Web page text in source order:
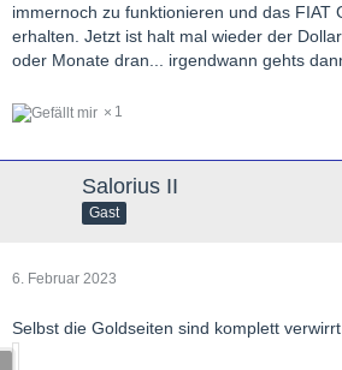
immernoch zu funktionieren und das FIAT
erhalten. Jetzt ist halt mal wieder der
oder Monate dran... irgendwann gehts
1
Salorius II
Gast
6. Februar 2023
Selbst die Goldseiten sind komplett verwirrt